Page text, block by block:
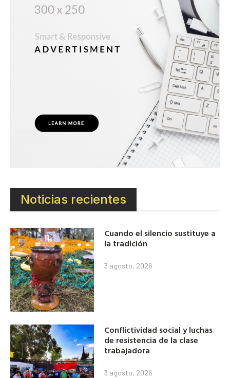
Noticias recientes
Cuando el silencio sustituye a
la tradición
3 agosto, 2026
Conflictividad social y luchas
de resistencia de la clase
trabajadora
3 agosto, 2026